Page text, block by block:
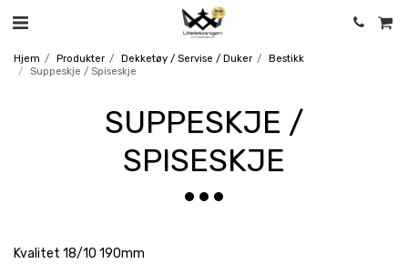
Hjem Produkter Dekketøy / Servise / Duker
Bestikk
Suppeskje / Spiseskje
SUPPESKJE /
SPISESKJE
Kvalitet 18/10 190mm